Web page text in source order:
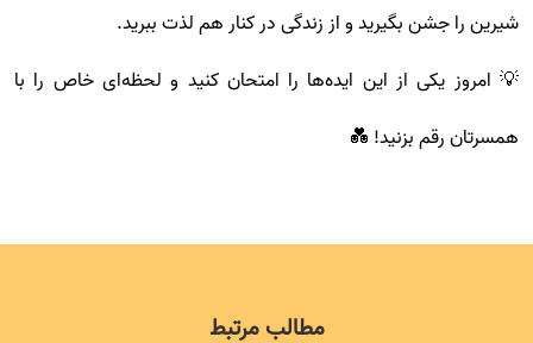
شیرین را جشن بگیرید و از زندگی در کنار هم لذت ببرید.
💡 امروز یکی از این ایده‌ها را امتحان کنید و لحظه‌ای خاص را با
همسرتان رقم بزنید! 💑
مطالب مرتبط